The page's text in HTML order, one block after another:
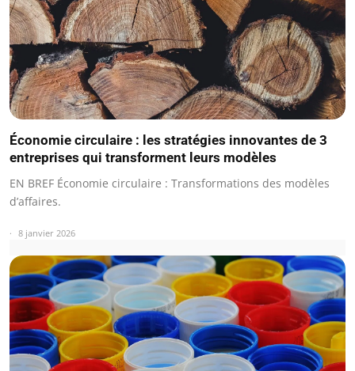
Économie circulaire : les stratégies innovantes de 3
entreprises qui transforment leurs modèles
EN BREF Économie circulaire : Transformations des modèles
d’affaires.
8 janvier 2026